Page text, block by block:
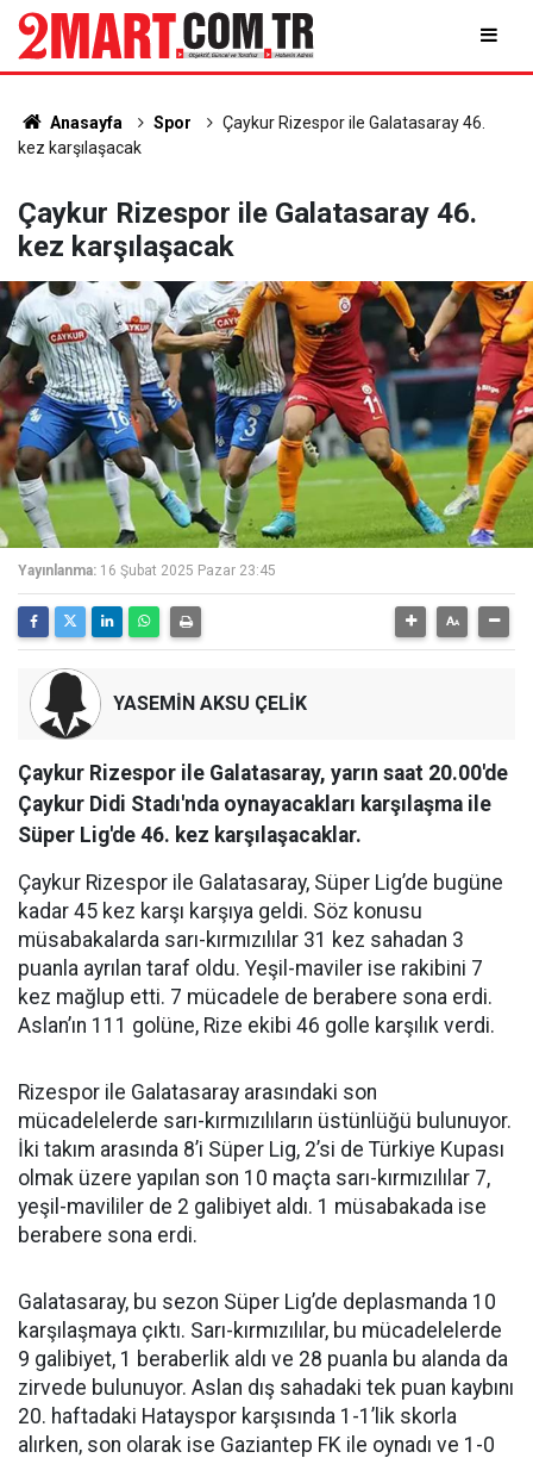
Anasayfa Spor
Çaykur Rizespor ile Galatasaray 46.
kez karşılaşacak
Çaykur Rizespor ile Galatasaray 46.
kez karşılaşacak
Yayınlanma: 16 Şubat 2025 Pazar 23:45
YASEMİN AKSU ÇELİK
Çaykur Rizespor ile Galatasaray, yarın saat 20.00'de
Çaykur Didi Stadı'nda oynayacakları karşılaşma ile
Süper Lig'de 46. kez karşılaşacaklar.
Çaykur Rizespor ile Galatasaray, Süper Lig’de bugüne
kadar 45 kez karşı karşıya geldi. Söz konusu
müsabakalarda sarı-kırmızılılar 31 kez sahadan 3
puanla ayrılan taraf oldu. Yeşil-maviler ise rakibini 7
kez mağlup etti. 7 mücadele de berabere sona erdi.
Aslan’ın 111 golüne, Rize ekibi 46 golle karşılık verdi.
Rizespor ile Galatasaray arasındaki son
mücadelelerde sarı-kırmızılıların üstünlüğü bulunuyor.
İki takım arasında 8’i Süper Lig, 2’si de Türkiye Kupası
olmak üzere yapılan son 10 maçta sarı-kırmızılılar 7,
yeşil-mavililer de 2 galibiyet aldı. 1 müsabakada ise
berabere sona erdi.
Galatasaray, bu sezon Süper Lig’de deplasmanda 10
karşılaşmaya çıktı. Sarı-kırmızılılar, bu mücadelelerde
9 galibiyet, 1 beraberlik aldı ve 28 puanla bu alanda da
zirvede bulunuyor. Aslan dış sahadaki tek puan kaybını
20. haftadaki Hatayspor karşısında 1-1’lik skorla
alırken, son olarak ise Gaziantep FK ile oynadı ve 1-0